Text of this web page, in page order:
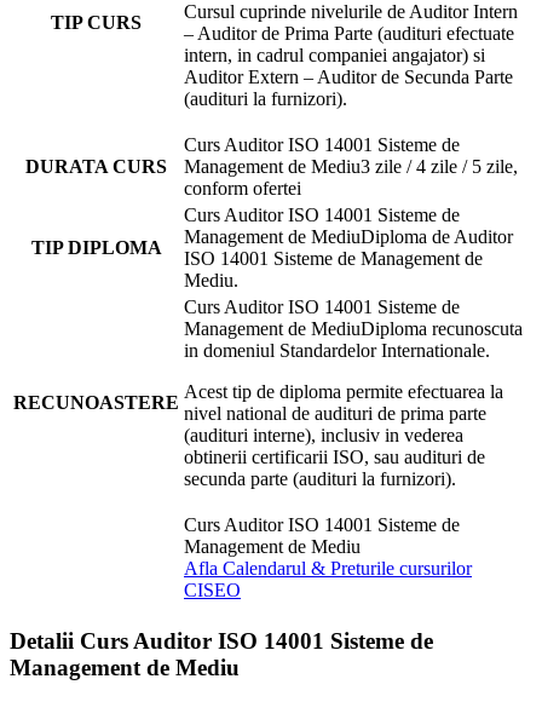
TIP CURS
Cursul cuprinde nivelurile de Auditor Intern
– Auditor de Prima Parte (audituri efectuate
intern, in cadrul companiei angajator) si
Auditor Extern – Auditor de Secunda Parte
(audituri la furnizori).
DURATA CURS
3 zile / 4 zile / 5 zile,
conform ofertei
TIP DIPLOMA
Diploma de Auditor
ISO 14001 Sisteme de Management de
Mediu.
RECUNOASTERE
Diploma recunoscuta
in domeniul Standardelor Internationale.
Acest tip de diploma permite efectuarea la
nivel national de audituri de prima parte
(audituri interne), inclusiv in vederea
obtinerii certificarii ISO, sau audituri de
secunda parte (audituri la furnizori).
Afla Calendarul & Preturile cursurilor
CISEO
Detalii Curs Auditor ISO 14001 Sisteme de
Management de Mediu